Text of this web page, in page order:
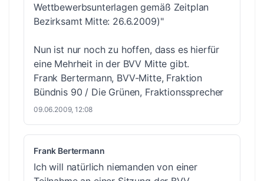
Wettbewerbsunterlagen gemäß Zeitplan
Bezirksamt Mitte: 26.6.2009)"
Nun ist nur noch zu hoffen, dass es hierfür
eine Mehrheit in der BVV Mitte gibt.
Frank Bertermann, BVV-Mitte, Fraktion
Bündnis 90 / Die Grünen, Fraktionssprecher
09.06.2009, 12:08
Frank Bertermann
Ich will natürlich niemanden von einer